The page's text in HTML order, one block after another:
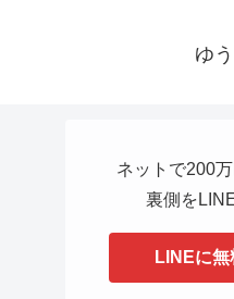
ゆ
ネットで200
裏側を
LINEに